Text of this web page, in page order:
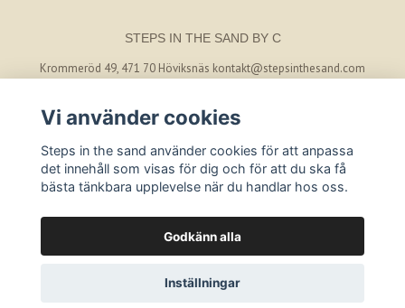
STEPS IN THE SAND BY C
Krommeröd 49, 471 70 Höviksnäs kontakt@stepsinthesand.com
Vi använder cookies
Steps in the sand använder cookies för att anpassa
det innehåll som visas för dig och för att du ska få
bästa tänkbara upplevelse när du handlar hos oss.
Godkänn alla
Inställningar